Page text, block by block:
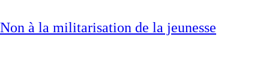
Non à la militarisation de la jeunesse